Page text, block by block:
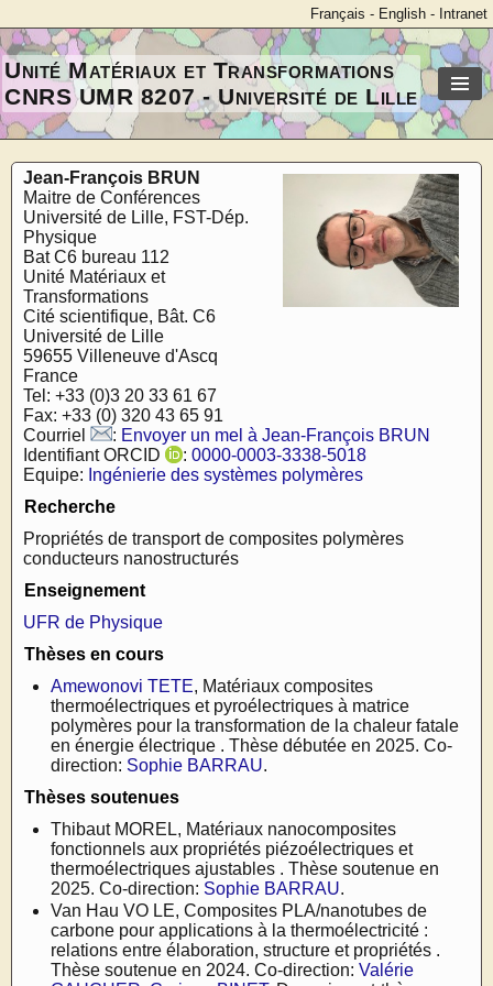
Français - English - Intranet
Unité Matériaux et Transformations
CNRS UMR 8207 - Université de Lille
Jean-François BRUN
Maitre de Conférences
Université de Lille, FST-Dép.
Physique
Bat C6 bureau 112
Unité Matériaux et
Transformations
Cité scientifique, Bât. C6
Université de Lille
59655 Villeneuve d'Ascq
France
Tel: +33 (0)3 20 33 61 67
Fax: +33 (0) 320 43 65 91
Courriel
: Envoyer un mel à Jean-François BRUN
Identifiant ORCID
: 0000-0003-3338-5018
Equipe: Ingénierie des systèmes polymères
Recherche
Propriétés de transport de composites polymères
conducteurs nanostructurés
Enseignement
UFR de Physique
Thèses en cours
Amewonovi TETE, Matériaux composites
thermoélectriques et pyroélectriques à matrice
polymères pour la transformation de la chaleur fatale
en énergie électrique . Thèse débutée en 2025. Co-
direction: Sophie BARRAU.
Thèses soutenues
Thibaut MOREL, Matériaux nanocomposites
fonctionnels aux propriétés piézoélectriques et
thermoélectriques ajustables . Thèse soutenue en
2025. Co-direction: Sophie BARRAU.
Van Hau VO LE, Composites PLA/nanotubes de
carbone pour applications à la thermoélectricité :
relations entre élaboration, structure et propriétés .
Thèse soutenue en 2024. Co-direction: Valérie